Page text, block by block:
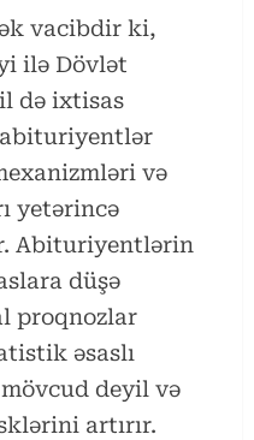
vacibdir ki,
ilə Dövlət
də ixtisas
abituriyentlər
və
yetərincə
Abituriyentlərin
düşə
proqnozlar
əsaslı
deyil və
artırır.